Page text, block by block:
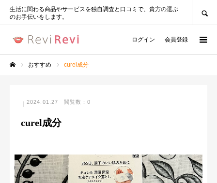
生活に関わる商品やサービスを独自調査と口コミで、貴方の選ぶ
のお手伝いをします。
ログイン 会員登録
おすすめ curel成分
2024.01.27 閲覧数：0
curel成分